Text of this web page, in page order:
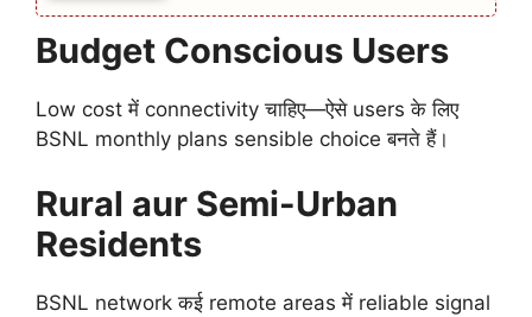
Budget Conscious Users
Low cost में connectivity चाहिए—ऐसे users के लिए
BSNL monthly plans sensible choice बनते हैं।
Rural aur Semi-Urban
Residents
BSNL network कई remote areas में reliable signal